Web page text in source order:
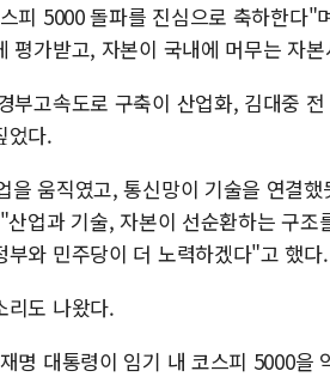
피 5000 돌파를 진심으로 축하한다
평가받고, 자본이 국내에 머무는 자
부고속도로 구축이 산업화, 김대중
었다.
을 움직였고, 통신망이 기술을 연결
업과 기술, 자본이 선순환하는 구조
부와 민주당이 더 노력하겠다"고 했다.
리도 나왔다.
명 대통령이 임기 내 코스피 5000을